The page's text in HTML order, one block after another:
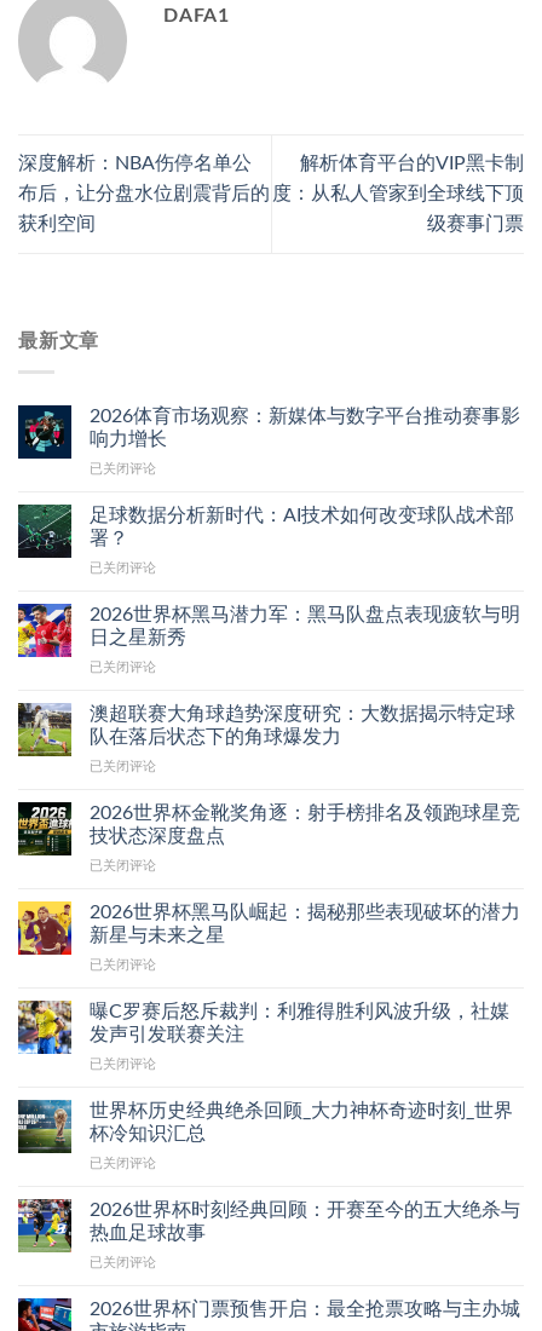
DAFA1
深度解析：NBA伤停名单公
布后，让分盘水位剧震背后的
获利空间
解析体育平台的VIP黑卡制
度：从私人管家到全球线下顶
级赛事门票
最新文章
2026体育市场观察：新媒体与数字平台推动赛事影
响力增长
2026
育
市
场
观
新
媒
与
字
平
推
赛
事
影
增
长
已关闭评论
足球数据分析新时代：AI技术如何改变球队战术部
署？
足
数
据
分
析
时
代：
技
如
何
变
队
战
术
已关闭评论
2026世界杯黑马潜力军：黑马队盘点表现疲软与明
日之星新秀
2026
界
杯
黑
马
力
军：
马
盘
点
现
软
与
明
星
新
秀
已关闭评论
澳超联赛大角球趋势深度研究：大数据揭示特定球
队在落后状态下的角球爆发力
澳
联
赛
大
角
趋
势
度
究：
大
据
示
特
定
在
落
后
态
下
已关闭评论
2026世界杯金靴奖角逐：射手榜排名及领跑球星竞
技状态深度盘点
2026
界
杯
金
靴
角
逐：
手
排
名
领
球
星
竞
态
已关闭评论
2026世界杯黑马队崛起：揭秘那些表现破坏的潜力
新星与未来之星
2026
界
杯
黑
马
崛
起：
秘
些
表
破
的
已关闭评论
曝C罗赛后怒斥裁判：利雅得胜利风波升级，社媒
发声引发联赛关注
曝
罗
赛
后
怒
裁
判：
雅
胜
已关闭评论
世界杯历史经典绝杀回顾_大力神杯奇迹时刻_世界
杯冷知识汇总
世
杯
历
史
经
绝
杀
已关闭评论
2026世界杯时刻经典回顾：开赛至今的五大绝杀与
热血足球故事
2026
界
杯
已关闭评论
2026世界杯门票预售开启：最全抢票攻略与主办城